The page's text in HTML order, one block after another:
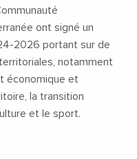
ont signé un
2026 portant sur de
notamment
économique et
la transition
et le sport.